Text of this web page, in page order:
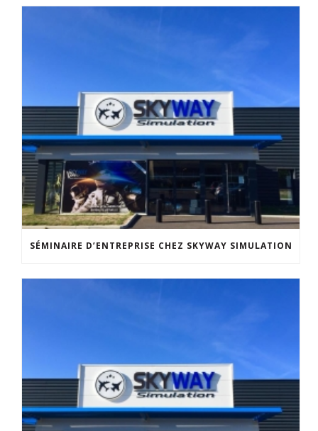
SÉMINAIRE D’ENTREPRISE CHEZ SKYWAY SIMULATION